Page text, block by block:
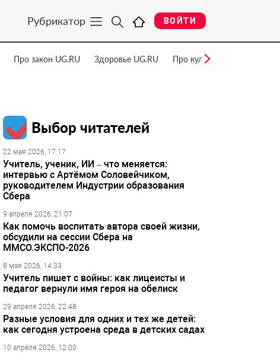
Рубрикатор ВОЙТИ
Про закон UG.RU Здоровье UG.RU Про культуру UG.RU
Выбор читателей
22 мая 2026, 17:17
Учитель, ученик, ИИ – что меняется:
интервью с Артёмом Соловейчиком,
руководителем Индустрии образования
Сбера
9 апреля 2026, 21:07
Как помочь воспитать автора своей жизни,
обсудили на сессии Сбера на
ММСО.ЭКСПО-2026
8 мая 2026, 14:33
Учитель пишет с войны: как лицеисты и
педагог вернули имя героя на обелиск
29 апреля 2026, 22:48
Разные условия для одних и тех же детей:
как сегодня устроена среда в детских садах
10 апреля 2026, 12:00